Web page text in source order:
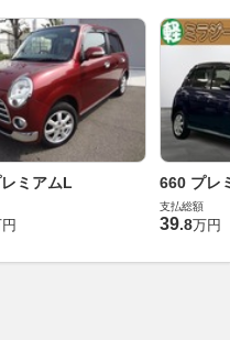
ミアムL 660 プレ
支払総額
39.8万円